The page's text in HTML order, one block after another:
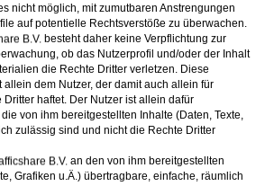
nicht möglich, mit zumutbaren Anstrengungen
auf potentielle Rechtsverstöße zu überwachen.
besteht daher keine Verpflichtung zur
ob das Nutzerprofil und/oder der Inhalt
die Rechte Dritter verletzen. Diese
allein dem Nutzer, der damit auch allein für
haftet. Der Nutzer ist allein dafür
von ihm bereitgestellten Inhalte (Daten, Texte,
zulässig sind und nicht die Rechte Dritter
an den von ihm bereitgestellten
Grafiken u.Ä.) übertragbare, einfache, räumlich